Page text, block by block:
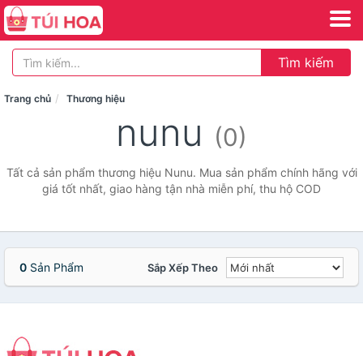
Tìm kiếm
Trang chủ Thương hiệu
nunu (0)
Tất cả sản phẩm thương hiệu Nunu. Mua sản phẩm chính hãng với
giá tốt nhất, giao hàng tận nhà miễn phí, thu hộ COD
0 Sản Phẩm Sắp Xếp Theo